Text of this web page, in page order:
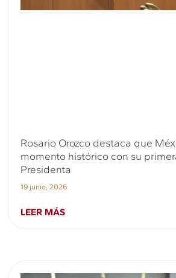
Rosario Orozco destaca que
momento histórico con su
Presidenta
19 junio, 2026
LEER MÁS